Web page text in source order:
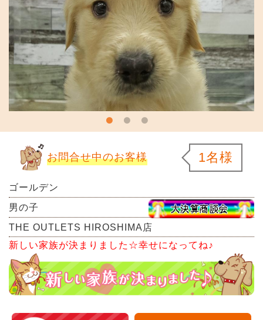
お問合せ中のお客様 1名様
ゴールデン
男の子
THE OUTLETS HIROSHIMA店
新しい家族が決まりました☆幸せになってね♪